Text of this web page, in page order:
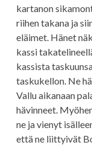
kartanon
riihen takana ja
eläimet. Hänet
kassi
kassista
taskukellon. Ne
Vallu aikanaan
hävinneet.
ne ja vienyt
että ne liittyivät